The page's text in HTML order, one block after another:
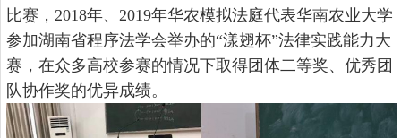
比赛， 2018年、2019年华农模拟法庭代表华南农业大学
参加湖南省程序法学会举办的“漾翅杯”法律实践能力大
赛，在众多高校参赛的情况下取得团体二等奖、优秀团
队协作奖的优异成绩。